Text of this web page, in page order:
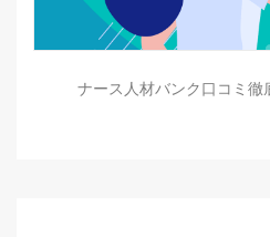
ナース人材バンク口コミ徹